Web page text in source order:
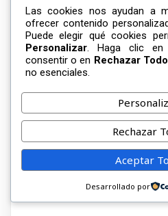
Y SU APLICACIÓN
DE
POLITÉCNICA
MARIANO
SUCRE AUTOR:
Alcalá
ENSEÑANZA –
CONTINUIDAD DE
EL USO DE
Arelys Rodríguez
Las cookies nos ayudan a
ofrecer contenido
Puede elegir qué cookies
Personalizar. Haga clic
consentir o en Rechazar Todo
no esenciales.
Rechazar
Aceptar
Desarrollado por